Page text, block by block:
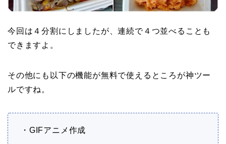
今回は４分割にしましたが、連続で４つ並べることも
できますよ。
その他にも以下の機能が無料で使えるところが神ツー
ルですね。
・GIFアニメ作成